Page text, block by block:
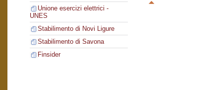
Unione esercizi elettrici -
UNES
Stabilimento di Novi Ligure
Stabilimento di Savona
Finsider